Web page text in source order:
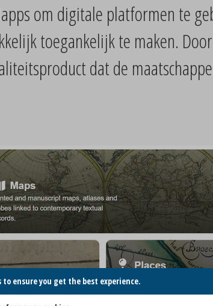
om digitale platformen te
toegankelijk te maken.
dat de
to ensure you get the best experience.